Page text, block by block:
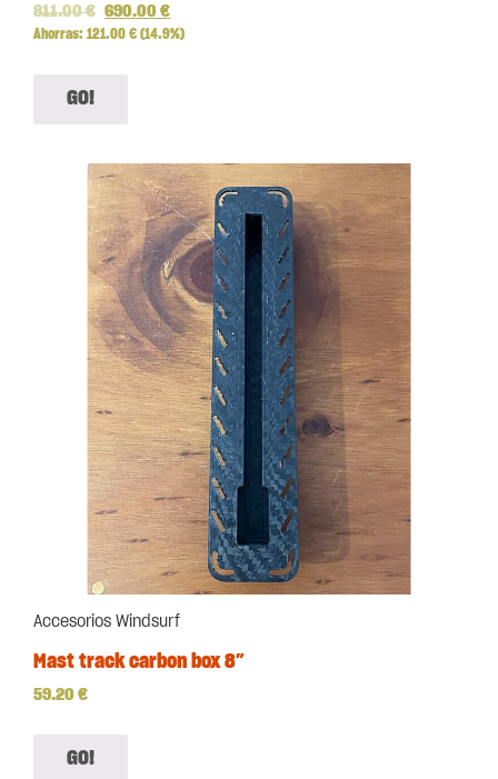
811.00€ 690.00 €
Ahorras: 121.00 € (14.9%)
GO!
Accesorios Windsurf
Mast track carbon box 8″
59.20 €
GO!